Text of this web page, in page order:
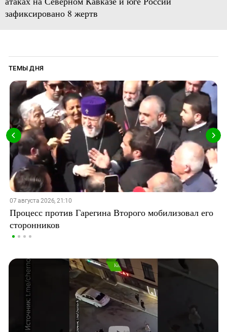
зафиксировано 8 жертв
ТЕМЫ ДНЯ
07 августа 2026, 21:10
Процесс против Гарегина Второго мобилизовал его
сторонников